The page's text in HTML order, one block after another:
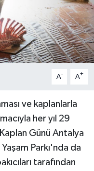
A- A+
ve kaplanlarla
her yıl 29
Günü Antalya
Parkı'nda da
tarafından